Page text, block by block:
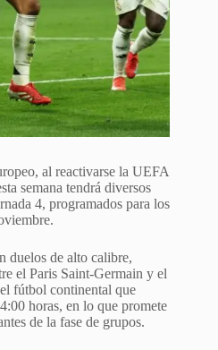
al reactivarse la UEFA
semana tendrá diversos
4, programados para los
duelos de alto calibre,
el Paris Saint-Germain y el
fútbol continental que
horas, en lo que promete
de la fase de grupos.